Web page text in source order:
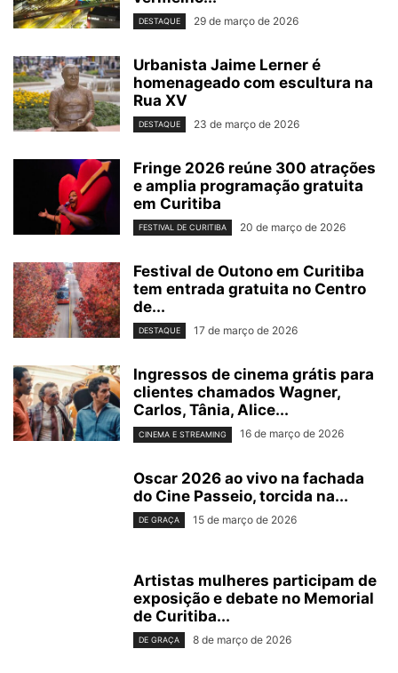
DESTAQUE 29 de março de 2026
Urbanista Jaime Lerner é
homenageado com escultura na
Rua XV
DESTAQUE 23 de março de 2026
Fringe 2026 reúne 300 atrações
e amplia programação gratuita
em Curitiba
FESTIVAL DE CURITIBA 20 de março de 2026
Festival de Outono em Curitiba
tem entrada gratuita no Centro
de...
DESTAQUE 17 de março de 2026
Ingressos de cinema grátis para
clientes chamados Wagner,
Carlos, Tânia, Alice...
CINEMA E STREAMING 16 de março de 2026
Oscar 2026 ao vivo na fachada
do Cine Passeio, torcida na...
DE GRAÇA 15 de março de 2026
Artistas mulheres participam de
exposição e debate no Memorial
de Curitiba...
DE GRAÇA 8 de março de 2026